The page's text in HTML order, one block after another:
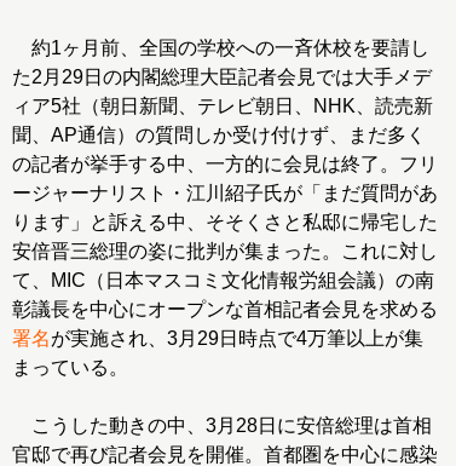
約1ヶ月前、全国の学校への一斉休校を要請し
た2月29日の内閣総理大臣記者会見では大手メデ
ィア5社（朝日新聞、テレビ朝日、NHK、読売新
聞、AP通信）の質問しか受け付けず、まだ多く
の記者が挙手する中、一方的に会見は終了。フリ
ージャーナリスト・江川紹子氏が「まだ質問があ
ります」と訴える中、そそくさと私邸に帰宅した
安倍晋三総理の姿に批判が集まった。これに対し
て、MIC（日本マスコミ文化情報労組会議）の南
彰議長を中心にオープンな首相記者会見を求める
署名が実施され、3月29日時点で4万筆以上が集
まっている。
こうした動きの中、3月28日に安倍総理は首相
官邸で再び記者会見を開催。首都圏を中心に感染